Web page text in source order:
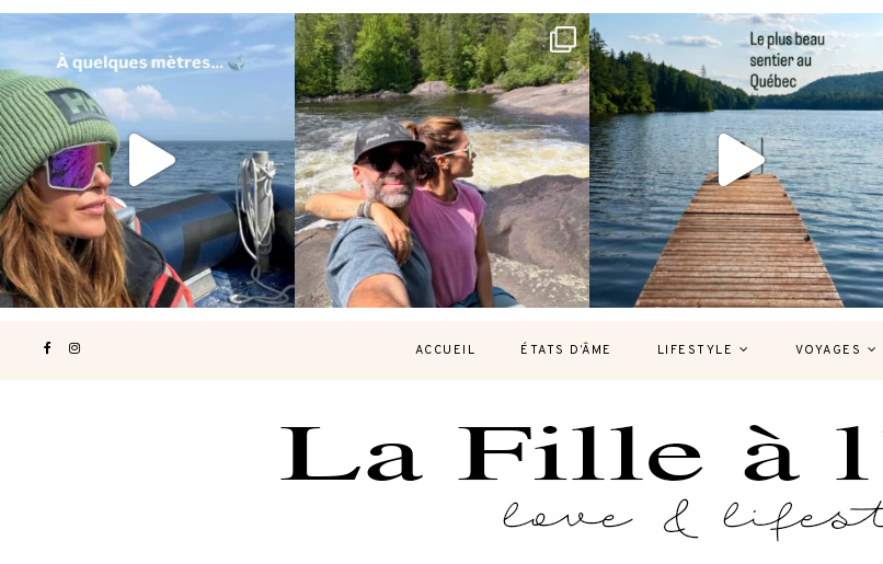
Voir une baleine en photo, c’est
impressionnant 🐋...
203
Les Laurentides, le Québec version
nature.
...
313 47
Et si je te disais qu’il existe un sentier où
127 37
ACCUEIL ÉTATS D’ÂME LIFESTYLE VOYAGES